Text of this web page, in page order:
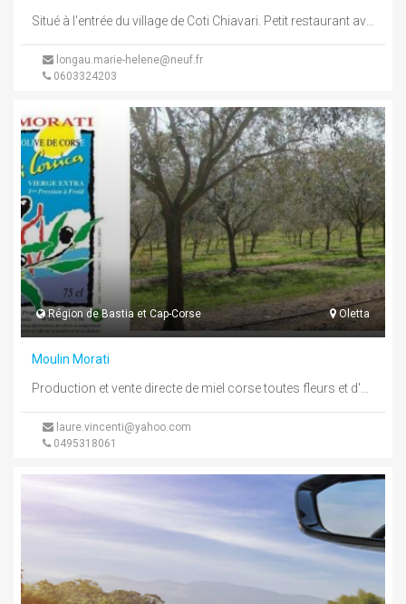
longau.marie-helene@neuf.fr
0603324203
Région de Bastia et Cap-Corse Oletta
Moulin Morati
laure.vincenti@yahoo.com
0495318061